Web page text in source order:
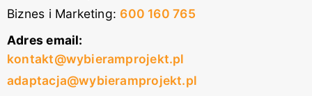
Biznes i Marketing: 600 160 765
Adres email:
kontakt@wybieramprojekt.pl
adaptacja@wybieramprojekt.pl